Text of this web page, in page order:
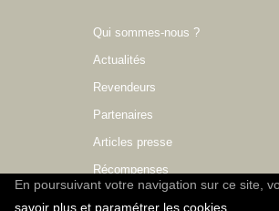
En poursuivant votre navigation sur ce site,
savoir plus et paramétrer les cookies
Qui sommes-nous ?
Actualités
Revendeurs
Partenaires
Articles presse
Récompenses